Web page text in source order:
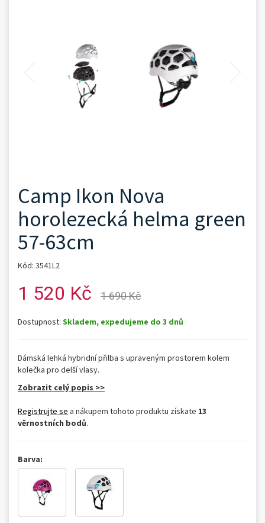
Camp Ikon Nova
horolezecká helma green
57-63cm
Kód: 3541L2
1 520 Kč 1 690 Kč
Dostupnost: Skladem, expedujeme do 3 dnů
Dámská lehká hybridní přilba s upraveným prostorem kolem
kolečka pro delší vlasy.
Zobrazit celý popis >>
Registrujte se a nákupem tohoto produktu získate 13
věrnostních bodů.
Barva: